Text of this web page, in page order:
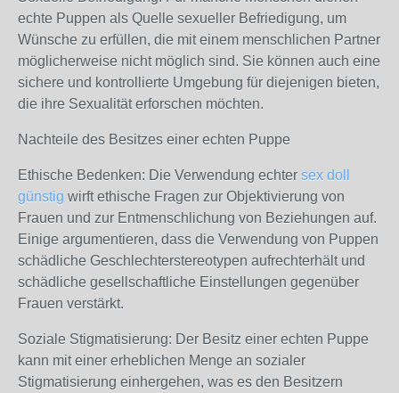
echte Puppen als Quelle sexueller Befriedigung, um
Wünsche zu erfüllen, die mit einem menschlichen Partner
möglicherweise nicht möglich sind. Sie können auch eine
sichere und kontrollierte Umgebung für diejenigen bieten,
die ihre Sexualität erforschen möchten.
Nachteile des Besitzes einer echten Puppe
Ethische Bedenken: Die Verwendung echter sex doll
günstig wirft ethische Fragen zur Objektivierung von
Frauen und zur Entmenschlichung von Beziehungen auf.
Einige argumentieren, dass die Verwendung von Puppen
schädliche Geschlechterstereotypen aufrechterhält und
schädliche gesellschaftliche Einstellungen gegenüber
Frauen verstärkt.
Soziale Stigmatisierung: Der Besitz einer echten Puppe
kann mit einer erheblichen Menge an sozialer
Stigmatisierung einhergehen, was es den Besitzern